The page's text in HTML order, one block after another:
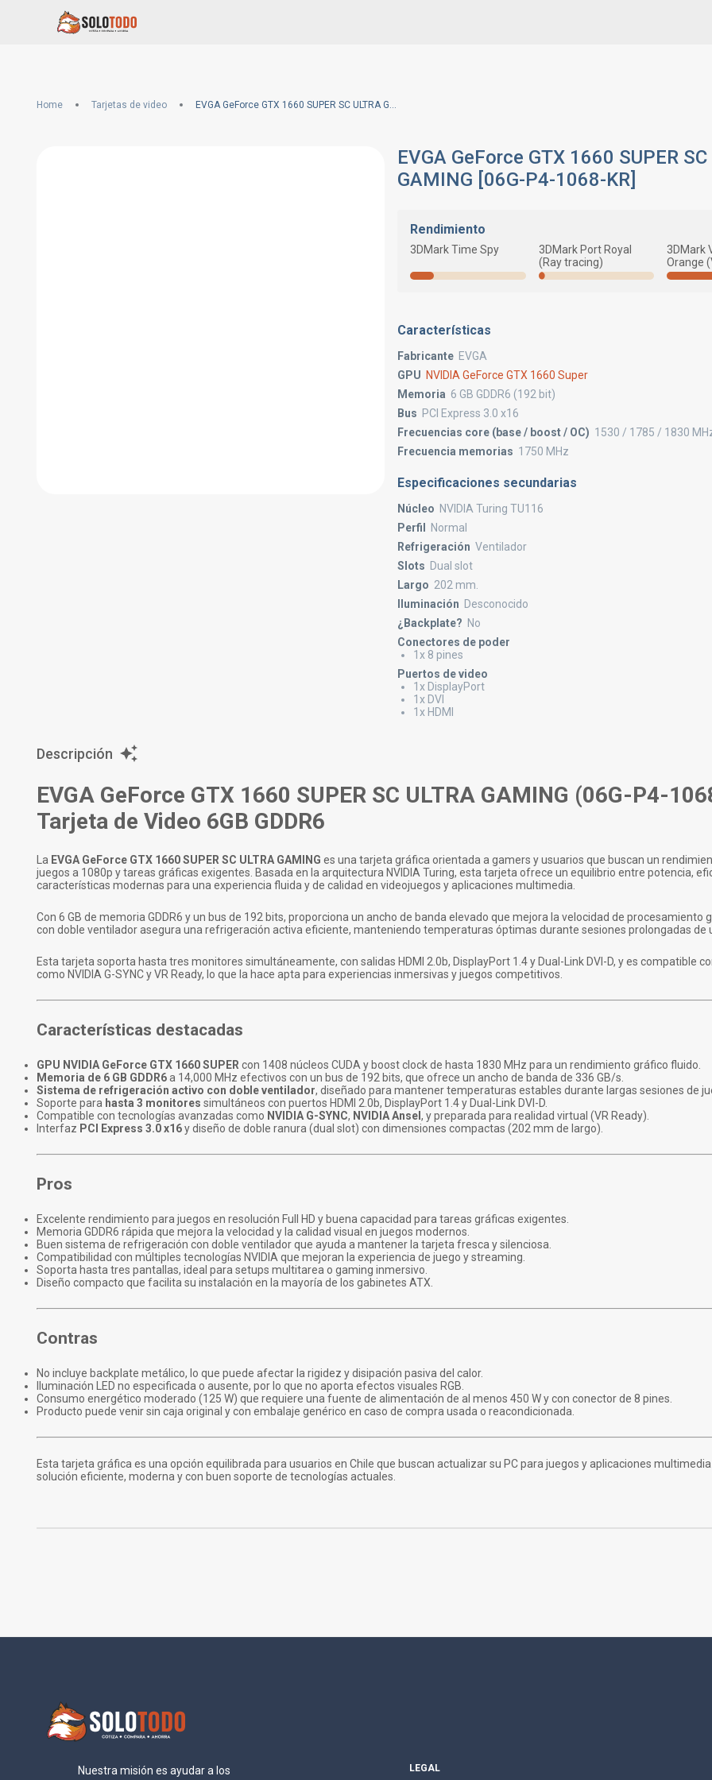
Home Tarjetas de video EVGA GeForce GTX 1660 SUPER SC ULTRA GAMING [06G-P4-1068-KR]
EVGA GeForce GTX 1660 SUPER SC
GAMING [06G-P4-1068-KR]
Rendimiento
3DMark Time Spy
3DMark Port Royal
(Ray tracing)
3DMark
Orange
Características
Fabricante EVGA
GPU NVIDIA GeForce GTX 1660 Super
Memoria 6 GB GDDR6 (192 bit)
Bus PCI Express 3.0 x16
Frecuencias core (base / boost / OC) 1530 / 1785 / 1830
Frecuencia memorias 1750 MHz
Especificaciones secundarias
Núcleo NVIDIA Turing TU116
Perfil
Normal
Refrigeración Ventilador
Slots Dual slot
Largo 202 mm.
Iluminación Desconocido
¿Backplate? No
Conectores de poder
1x 8 pines
Puertos de video
1x DisplayPort
1x DVI
1x HDMI
Descripción
EVGA GeForce GTX 1660 SUPER SC ULTRA GAMING (06G-P4-
Tarjeta de Video 6GB GDDR6
La EVGA GeForce GTX 1660 SUPER SC ULTRA GAMING es una tarjeta gráfica orientada a gamers y usuarios que buscan un
juegos a 1080p y tareas gráficas exigentes. Basada en la arquitectura NVIDIA Turing, esta tarjeta ofrece un equilibrio entre potencia,
características modernas para una experiencia fluida y de calidad en videojuegos y aplicaciones multimedia.
Con 6 GB de memoria GDDR6 y un bus de 192 bits, proporciona un ancho de banda elevado que mejora la velocidad de procesamiento
con doble ventilador asegura una refrigeración activa eficiente, manteniendo temperaturas óptimas durante sesiones prolongadas de
Esta tarjeta soporta hasta tres monitores simultáneamente, con salidas HDMI 2.0b, DisplayPort 1.4 y Dual-Link DVI-D, y es compatible
como NVIDIA G-SYNC y VR Ready, lo que la hace apta para experiencias inmersivas y juegos competitivos.
Características destacadas
GPU NVIDIA GeForce GTX 1660 SUPER con 1408 núcleos CUDA y boost clock de hasta 1830 MHz para un rendimiento gráfico fluido.
Memoria de 6 GB GDDR6a 14,000 MHz efectivos con un bus de 192 bits, que ofrece un ancho de banda de 336 GB/s.
Sistema de refrigeración activo con doble ventilador, diseñado para mantener temperaturas estables durante largas sesiones de
Soporte para hasta 3 monitores simultáneos con puertos HDMI 2.0b, DisplayPort 1.4 y Dual-Link DVI-D.
Compatible con tecnologías avanzadas como NVIDIA G-SYNC, NVIDIA Ansel , y preparada para realidad virtual (VR Ready).
Interfaz PCI Express 3.0 x16y diseño de doble ranura (dual slot) con dimensiones compactas (202 mm de largo).
Pros
Excelente rendimiento para juegos en resolución Full HD y buena capacidad para tareas gráficas exigentes.
Memoria GDDR6 rápida que mejora la velocidad y la calidad visual en juegos modernos.
Buen sistema de refrigeración con doble ventilador que ayuda a mantener la tarjeta fresca y silenciosa.
Compatibilidad con múltiples tecnologías NVIDIA que mejoran la experiencia de juego y streaming.
Soporta hasta tres pantallas, ideal para setups multitarea o gaming inmersivo.
Diseño compacto que facilita su instalación en la mayoría de los gabinetes ATX.
Contras
No incluye backplate metálico, lo que puede afectar la rigidez y disipación pasiva del calor.
Iluminación LED no especificada o ausente, por lo que no aporta efectos visuales RGB.
Consumo energético moderado (125 W) que requiere una fuente de alimentación de al menos 450 W y con conector de 8 pines.
Producto puede venir sin caja original y con embalaje genérico en caso de compra usada o reacondicionada.
Esta tarjeta gráfica es una opción equilibrada para usuarios en Chile que buscan actualizar su PC para juegos y aplicaciones
solución eficiente, moderna y con buen soporte de tecnologías actuales.
Nuestra misión es ayudar a los LEGAL